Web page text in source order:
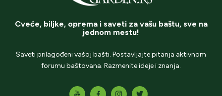
Cveće, biljke, oprema i saveti za vašu baštu, sve na
jednom mestu!
Saveti prilagođeni vašoj bašti. Postavljajte pitanja aktivnom
forumu baštovana. Razmenite ideje i znanja.